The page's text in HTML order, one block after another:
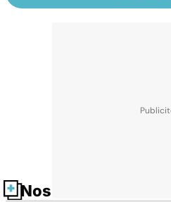
Nos fiches santé